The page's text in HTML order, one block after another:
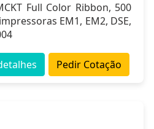
Full Color Ribbon, 500
EM1, EM2, DSE,
Pedir Cotação